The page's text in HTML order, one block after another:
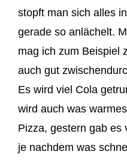
stopft man sich alles
gerade so anlächelt.
mag ich zum Beispiel
auch gut
Es wird viel Cola
wird auch was warmes
Pizza, gestern gab es
je nachdem was